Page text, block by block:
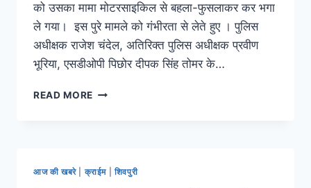
को उसका मामा मोटरसाइकिल से बहला-फुसलाकर कर भगा
ले गया। इस पुरे मामले को गंभीरता से लेते हुए । पुलिस
अधीक्षक राजेश चंदेल, अतिरिक्त पुलिस अधीक्षक प्रवीण
भूरिया, एसडीओपी पिछोर दीपक सिंह तोमर के…
READ MORE
आज की खबरे| क्राईम| शिवपुरी